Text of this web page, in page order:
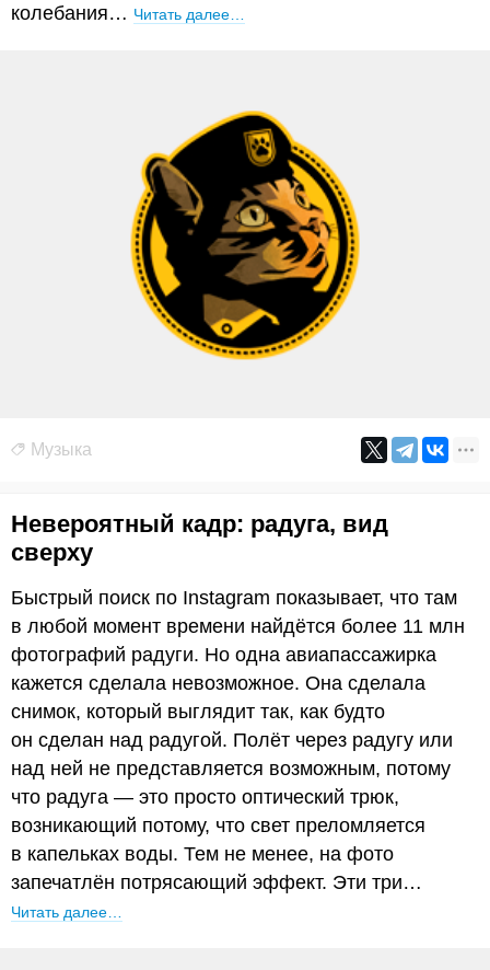
колебания… Читать далее…
Музыка
Невероятный кадр: радуга, вид
сверху
Быстрый поиск по Instagram показывает, что там
в любой момент времени найдётся более 11 млн
фотографий радуги. Но одна авиапассажирка
кажется сделала невозможное. Она сделала
снимок, который выглядит так, как будто
он сделан над радугой. Полёт через радугу или
над ней не представляется возможным, потому
что радуга — это просто оптический трюк,
возникающий потому, что свет преломляется
в капельках воды. Тем не менее, на фото
запечатлён потрясающий эффект. Эти три…
Читать далее…